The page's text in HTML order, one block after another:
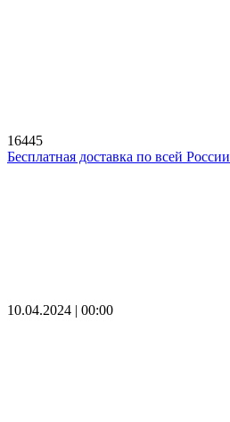
16445
Бесплатная доставка по всей России
10.04.2024 | 00:00